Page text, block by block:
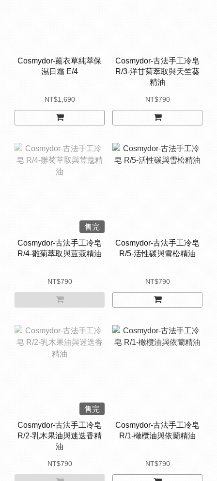
Cosmydor-薰衣草純萃保
濕日霜 E/4
NT$1,690
Cosmydor-古法手工冷皂
R/3-洋甘菊萃取與天竺葵
精油
NT$790
售完
Cosmydor-古法手工冷皂
R/4-雛菊萃取與荳蔻精油
NT$790
Cosmydor-古法手工冷皂
R/5-活性碳與雪松精油
NT$790
售完
Cosmydor-古法手工冷皂
R/2-乳木果油與迷迭香精
油
NT$790
Cosmydor-古法手工冷皂
R/1-橄欖油與依蘭精油
NT$790